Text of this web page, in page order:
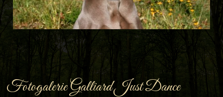
Fotogalerie Galliard Just Dance